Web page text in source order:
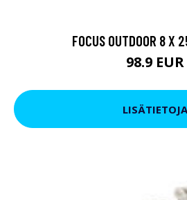
FOCUS OUTDOOR 8 X
98.9 EUR
LISÄTIETOJA